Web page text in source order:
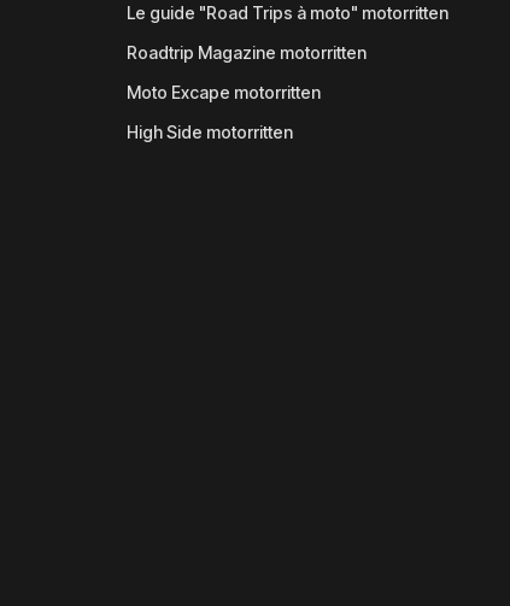
Le guide "Road Trips à moto" motorritten
Roadtrip Magazine motorritten
Moto Excape motorritten
High Side motorritten